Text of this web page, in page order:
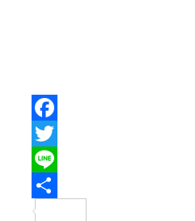
Facebook
Twitter
Line